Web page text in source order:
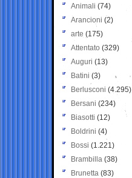
Animali (74)
Arancioni (2)
arte (175)
Attentato (329)
Auguri (13)
Batini (3)
Berlusconi (4.295)
Bersani (234)
Biasotti (12)
Boldrini (4)
Bossi (1.221)
Brambilla (38)
Brunetta (83)